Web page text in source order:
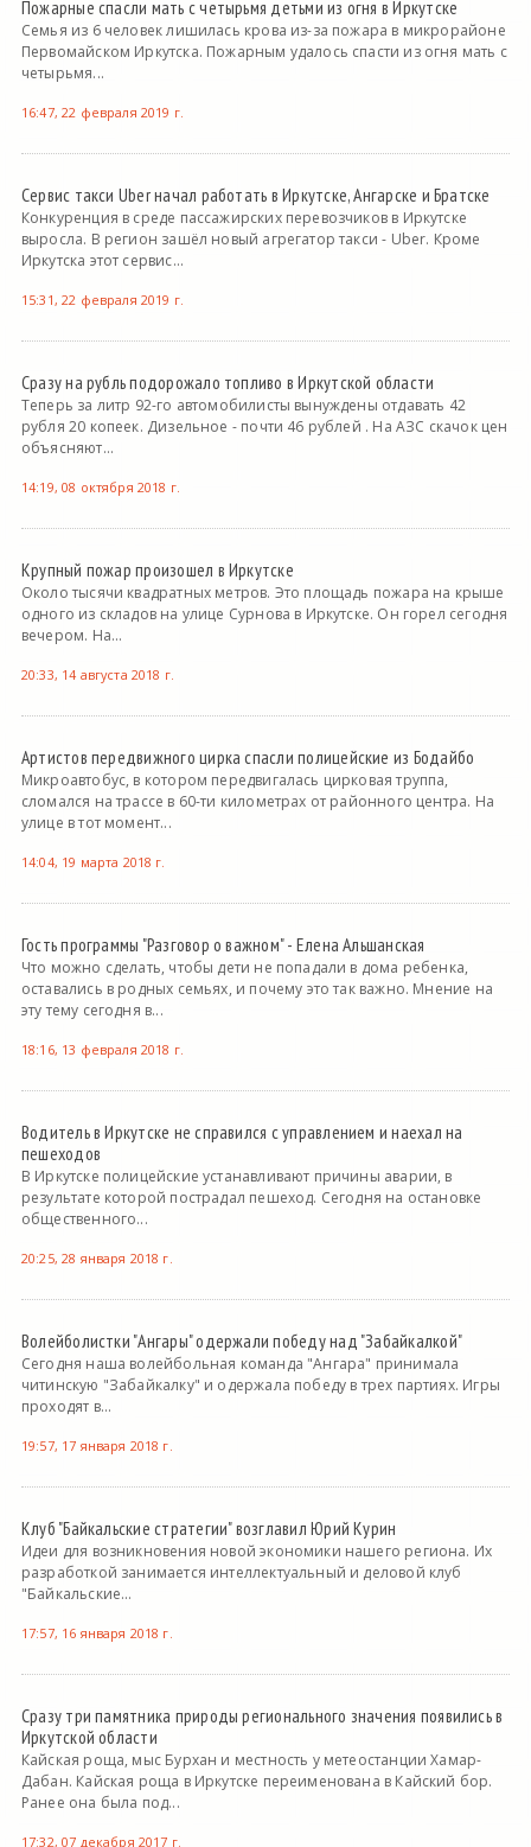
Пожарные спасли мать с четырьмя детьми из огня в Иркутске
Семья из 6 человек лишилась крова из-за пожара в микрорайоне
Первомайском Иркутска. Пожарным удалось спасти из огня мать с
четырьмя...
16:47, 22 февраля 2019 г.
Сервис такси Uber начал работать в Иркутске, Ангарске и Братске
Конкуренция в среде пассажирских перевозчиков в Иркутске
выросла. В регион зашёл новый агрегатор такси - Uber. Кроме
Иркутска этот сервис...
15:31, 22 февраля 2019 г.
Сразу на рубль подорожало топливо в Иркутской области
Теперь за литр 92-го автомобилисты вынуждены отдавать 42
рубля 20 копеек. Дизельное - почти 46 рублей . На АЗС скачок цен
объясняют...
14:19, 08 октября 2018 г.
Крупный пожар произошел в Иркутске
Около тысячи квадратных метров. Это площадь пожара на крыше
одного из складов на улице Сурнова в Иркутске. Он горел сегодня
вечером. На...
20:33, 14 августа 2018 г.
Артистов передвижного цирка спасли полицейские из Бодайбо
Микроавтобус, в котором передвигалась цирковая труппа,
сломался на трассе в 60-ти километрах от районного центра. На
улице в тот момент...
14:04, 19 марта 2018 г.
Гость программы "Разговор о важном" - Елена Альшанская
Что можно сделать, чтобы дети не попадали в дома ребенка,
оставались в родных семьях, и почему это так важно. Мнение на
эту тему сегодня в...
18:16, 13 февраля 2018 г.
Водитель в Иркутске не справился с управлением и наехал на
пешеходов
В Иркутске полицейские устанавливают причины аварии, в
результате которой пострадал пешеход. Сегодня на остановке
общественного...
20:25, 28 января 2018 г.
Волейболистки "Ангары" одержали победу над "Забайкалкой"
Сегодня наша волейбольная команда "Ангара" принимала
читинскую "Забайкалку" и одержала победу в трех партиях. Игры
проходят в...
19:57, 17 января 2018 г.
Клуб "Байкальские стратегии" возглавил Юрий Курин
Идеи для возникновения новой экономики нашего региона. Их
разработкой занимается интеллектуальный и деловой клуб
"Байкальские...
17:57, 16 января 2018 г.
Сразу три памятника природы регионального значения появились в
Иркутской области
Кайская роща, мыс Бурхан и местность у метеостанции Хамар-
Дабан. Кайская роща в Иркутске переименована в Кайский бор.
Ранее она была под...
17:32, 07 декабря 2017 г.